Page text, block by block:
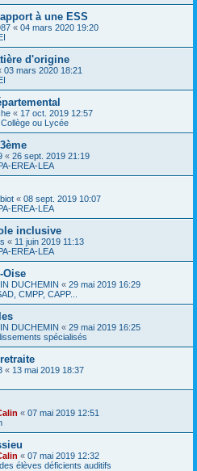
à une ESS
« 04 mars 2020 19:20
d'origine
03 mars 2020 18:21
« 17 oct. 2019 12:57
ou Lycée
« 26 sept. 2019 21:19
EREA-LEA
« 08 sept. 2019 10:07
EREA-LEA
inclusive
« 11 juin 2019 11:13
EREA-LEA
Oise
DUCHEMIN « 29 mai 2019 16:29
CMPP, CAPP...
DUCHEMIN « 29 mai 2019 16:25
spécialisés
« 13 mai 2019 18:37
« 07 mai 2019 12:51
« 07 mai 2019 12:32
élèves déficients auditifs